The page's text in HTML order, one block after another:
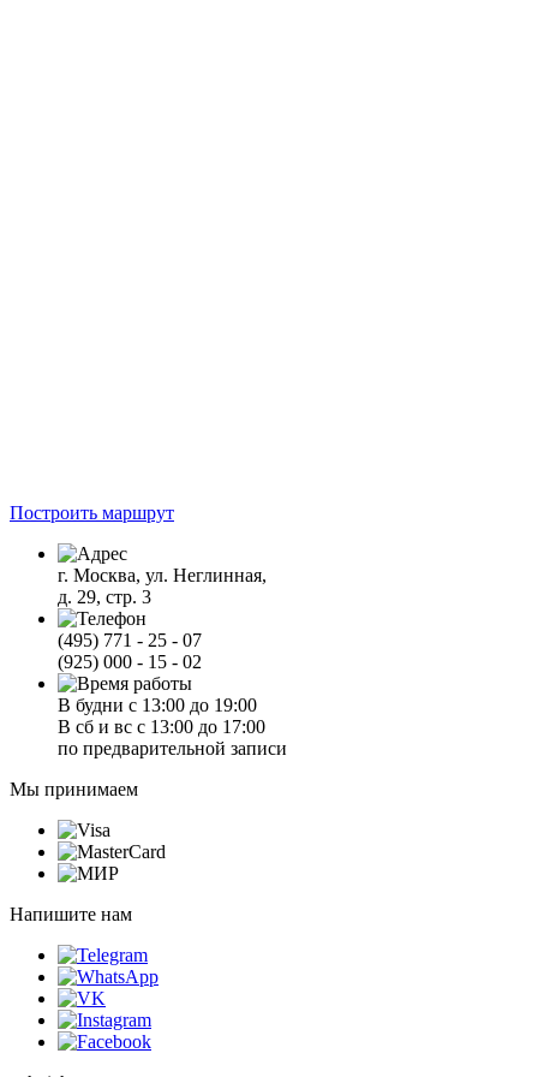
Построить маршрут
г. Москва, ул. Неглинная,
д. 29, стр. 3
(495) 771 - 25 - 07
(925) 000 - 15 - 02
В будни с 13:00 до 19:00
В сб и вс с 13:00 до 17:00
по предварительной записи
Мы принимаем
Напишите нам